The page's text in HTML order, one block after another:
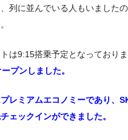
列に並んでいる人もいました
は9:15搭乗予定となっておりま
プンしました。
レミアムエコノミーであり、
ェックインができました。